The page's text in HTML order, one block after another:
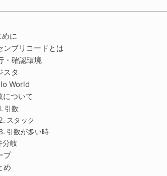
めに
ンブリコードとは
・確認環境
スタ
World
について
引数
スタック
引数が多い時
分岐
プ
め